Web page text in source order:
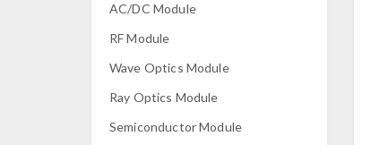
AC/DC Module
RF Module
Wave Optics Module
Ray Optics Module
Semiconductor Module